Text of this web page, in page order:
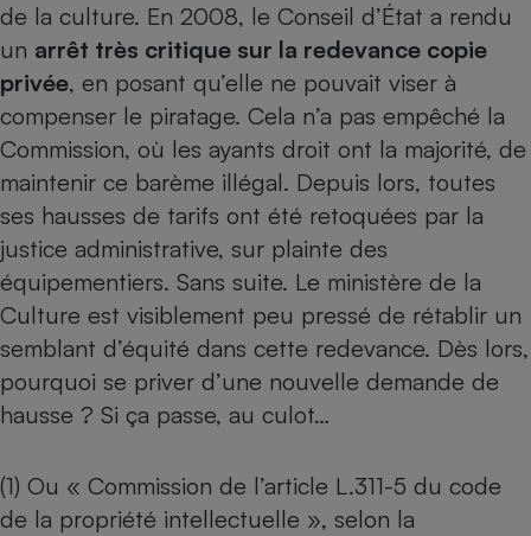
de la culture. En 2008, le Conseil d’État a rendu
un arrêt très critique sur la redevance copie
privée, en posant qu’elle ne pouvait viser à
compenser le piratage. Cela n’a pas empêché la
Commission, où les ayants droit ont la majorité, de
maintenir ce barème illégal. Depuis lors, toutes
ses hausses de tarifs ont été retoquées par la
justice administrative, sur plainte des
équipementiers. Sans suite. Le ministère de la
Culture est visiblement peu pressé de rétablir un
semblant d’équité dans cette redevance. Dès lors,
pourquoi se priver d’une nouvelle demande de
hausse ? Si ça passe, au culot…
(1) Ou « Commission de l’article L.311-5 du code
de la propriété intellectuelle », selon la